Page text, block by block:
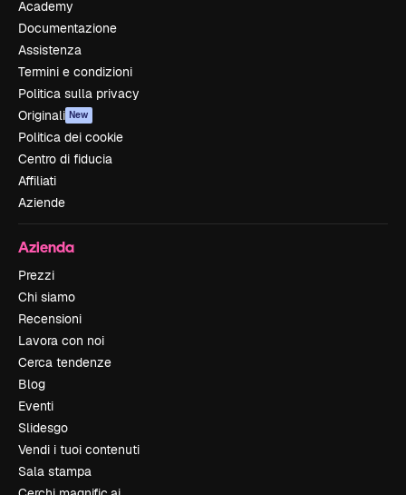
Academy
Documentazione
Assistenza
Termini e condizioni
Politica sulla privacy
Originali New
Politica dei cookie
Centro di fiducia
Affiliati
Aziende
Azienda
Prezzi
Chi siamo
Recensioni
Lavora con noi
Cerca tendenze
Blog
Eventi
Slidesgo
Vendi i tuoi contenuti
Sala stampa